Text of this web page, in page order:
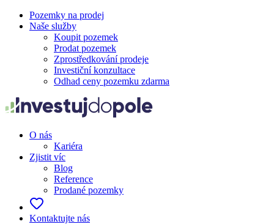
Pozemky na prodej
Naše služby
Koupit pozemek
Prodat pozemek
Zprostředkování prodeje
Investiční konzultace
Odhad ceny pozemku zdarma
O nás
Kariéra
Zjistit víc
Blog
Reference
Prodané pozemky
Kontaktujte nás